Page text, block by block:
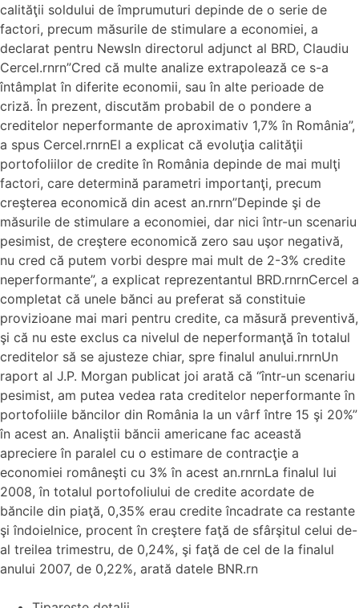
calităţii soldului de împrumuturi depinde de o serie de
factori, precum măsurile de stimulare a economiei, a
declarat pentru NewsIn directorul adjunct al BRD, Claudiu
Cercel.rnrn”Cred că multe analize extrapolează ce s-a
întâmplat în diferite economii, sau în alte perioade de
criză. În prezent, discutăm probabil de o pondere a
creditelor neperformante de aproximativ 1,7% în România”,
a spus Cercel.rnrnEl a explicat că evoluţia calităţii
portofoliilor de credite în România depinde de mai mulţi
factori, care determină parametri importanţi, precum
creşterea economică din acest an.rnrn”Depinde şi de
măsurile de stimulare a economiei, dar nici într-un scenariu
pesimist, de creştere economică zero sau uşor negativă,
nu cred că putem vorbi despre mai mult de 2-3% credite
neperformante”, a explicat reprezentantul BRD.rnrnCercel a
completat că unele bănci au preferat să constituie
provizioane mai mari pentru credite, ca măsură preventivă,
şi că nu este exclus ca nivelul de neperformanţă în totalul
creditelor să se ajusteze chiar, spre finalul anului.rnrnUn
raport al J.P. Morgan publicat joi arată că “într-un scenariu
pesimist, am putea vedea rata creditelor neperformante în
portofoliile băncilor din România la un vârf între 15 şi 20%”
în acest an. Analiştii băncii americane fac această
apreciere în paralel cu o estimare de contracţie a
economiei româneşti cu 3% în acest an.rnrnLa finalul lui
2008, în totalul portofoliului de credite acordate de
băncile din piaţă, 0,35% erau credite încadrate ca restante
şi îndoielnice, procent în creştere faţă de sfârşitul celui de-
al treilea trimestru, de 0,24%, şi faţă de cel de la finalul
anului 2007, de 0,22%, arată datele BNR.rn